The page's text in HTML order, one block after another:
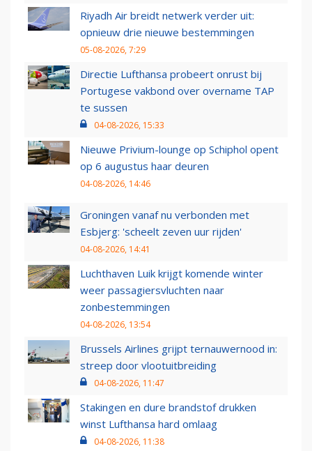
Riyadh Air breidt netwerk verder uit:
opnieuw drie nieuwe bestemmingen
05-08-2026, 7:29
Directie Lufthansa probeert onrust bij
Portugese vakbond over overname TAP
te sussen
04-08-2026, 15:33
Nieuwe Privium-lounge op Schiphol opent
op 6 augustus haar deuren
04-08-2026, 14:46
Groningen vanaf nu verbonden met
Esbjerg: 'scheelt zeven uur rijden'
04-08-2026, 14:41
Luchthaven Luik krijgt komende winter
weer passagiersvluchten naar
zonbestemmingen
04-08-2026, 13:54
Brussels Airlines grijpt ternauwernood in:
streep door vlootuitbreiding
04-08-2026, 11:47
Stakingen en dure brandstof drukken
winst Lufthansa hard omlaag
04-08-2026, 11:38